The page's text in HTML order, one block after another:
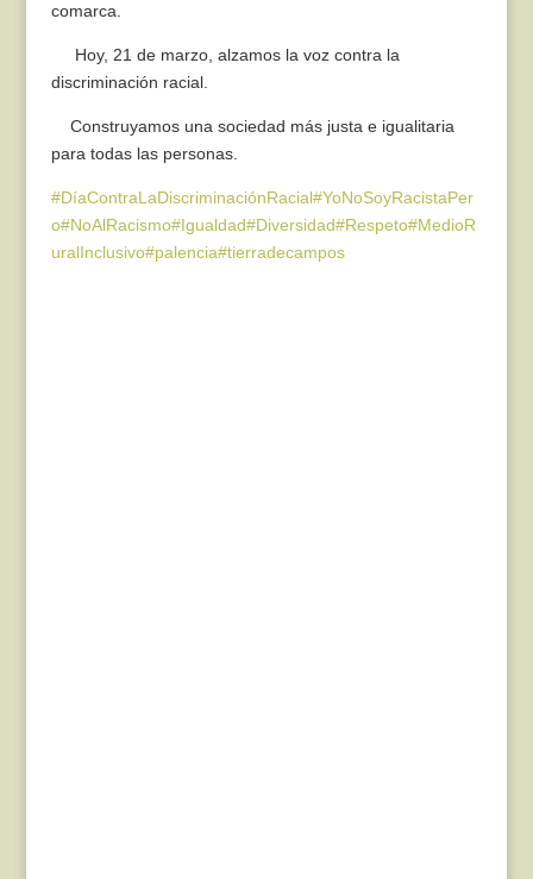
comarca.
Hoy, 21 de marzo, alzamos la voz contra la
discriminación racial.
Construyamos una sociedad más justa e igualitaria
para todas las personas.
#DíaContraLaDiscriminaciónRacial#YoNoSoyRacistaPer
o#NoAlRacismo#Igualdad#Diversidad#Respeto#MedioR
uralInclusivo#palencia#tierradecampos